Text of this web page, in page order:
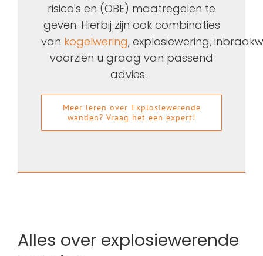
risico's en (OBE) maatregelen te
geven. Hierbij zijn ook combinaties
van kogelwering, explosiewering,
voorzien u graag van passend
advies.
Meer leren over Explosiewerende
wanden? Vraag het een expert!
Alles over explosiewerende